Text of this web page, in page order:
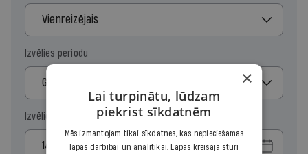
Vienreizējais
Izvēlies periodu
Gads
Izvēlies sākuma datumu
×
Lai turpinātu, lūdzam
piekrist sīkdatnēm
Mēs izmantojam tikai sīkdatnes, kas nepieciešamas
lapas darbībai un analītikai. Lapas kreisajā stūrī